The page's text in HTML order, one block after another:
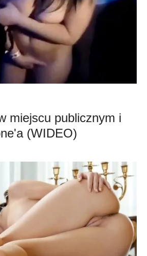
miejscu publicznym i
(WIDEO)